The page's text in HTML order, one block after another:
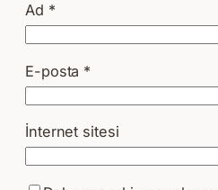
Ad *
E-posta *
İnternet sitesi